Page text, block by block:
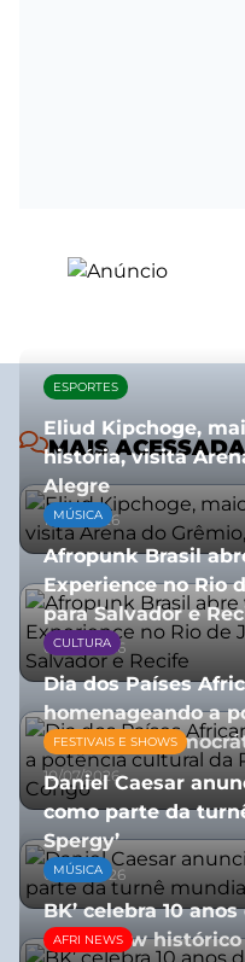
MAIS
ESPORTES
Eliud Kipchoge,
história, visita
Alegre
10/07/2026
MÚSICA
Afropunk Brasil
Experience no Rio
para Salvador e
03/08/2026
CULTURA
Dia dos Países
homenageando a
República
10/07/2026
FESTIVAIS E SHOWS
Daniel Caesar
como parte da
Spergy’
05/08/2026
MÚSICA
BK’ celebra 10
com show histórico
AFRI NEWS